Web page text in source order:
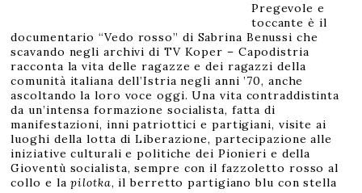
Pregevole e
toccante è il
documentario “Vedo rosso” di Sabrina Benussi che
scavando negli archivi di TV Koper – Capodistria
racconta la vita delle ragazze e dei ragazzi della
comunità italiana dell’Istria negli anni ’70, anche
ascoltando la loro voce oggi. Una vita contraddistinta
da un’intensa formazione socialista, fatta di
manifestazioni, inni patriottici e partigiani, visite ai
luoghi della lotta di Liberazione, partecipazione alle
iniziative culturali e politiche dei Pionieri e della
Gioventù socialista, sempre con il fazzoletto rosso al
collo e lapilotka, il berretto partigiano blu con stella